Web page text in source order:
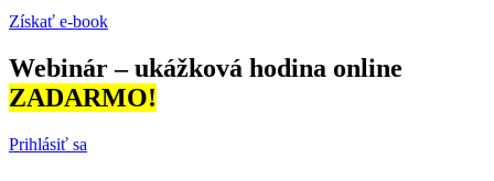
Získať e-book
Webinár – ukážková hodina online
ZADARMO!
Prihlásiť sa